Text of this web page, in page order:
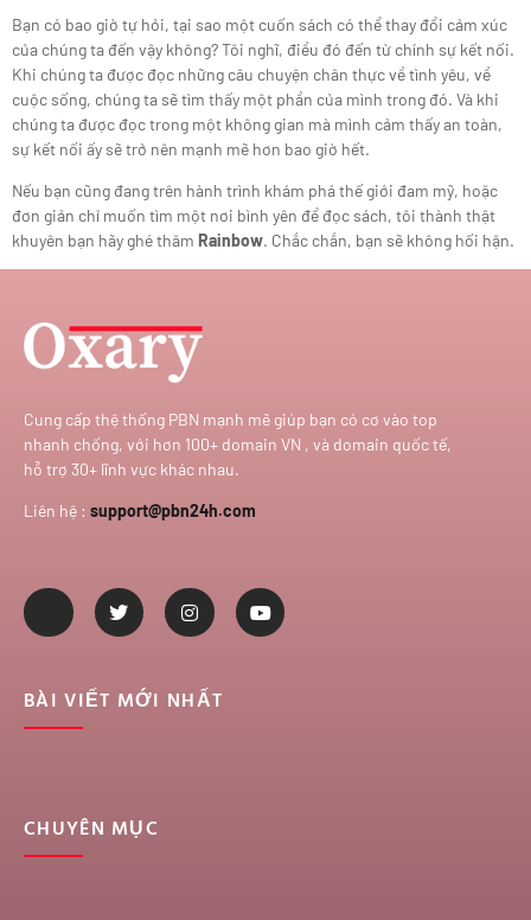
Bạn có bao giờ tự hỏi, tại sao một cuốn sách có thể thay đổi cảm xúc
của chúng ta đến vậy không? Tôi nghĩ, điều đó đến từ chính sự kết nối.
Khi chúng ta được đọc những câu chuyện chân thực về tình yêu, về
cuộc sống, chúng ta sẽ tìm thấy một phần của mình trong đó. Và khi
chúng ta được đọc trong một không gian mà mình cảm thấy an toàn,
sự kết nối ấy sẽ trở nên mạnh mẽ hơn bao giờ hết.
Nếu bạn cũng đang trên hành trình khám phá thế giới đam mỹ, hoặc
đơn giản chỉ muốn tìm một nơi bình yên để đọc sách, tôi thành thật
khuyên bạn hãy ghé thăm Rainbow. Chắc chắn, bạn sẽ không hối hận.
Cung cấp thệ thống PBN mạnh mẽ giúp bạn có cơ vào top
nhanh chống, với hơn 100+ domain VN , và domain quốc tế,
hỗ trợ 30+ lĩnh vực khác nhau.
Liên hệ : support@pbn24h.com
BÀI VIẾT MỚI NHẤT
CHUYÊN MỤC